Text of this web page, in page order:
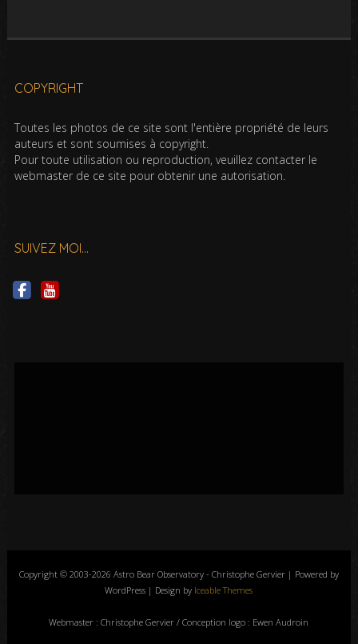
COPYRIGHT
Toutes les photos de ce site sont l'entière propriété de leurs
auteurs et sont soumises à copyright.
Pour toute utilisation ou reproduction, veuillez contacter le
webmaster de ce site pour obtenir une autorisation.
SUIVEZ MOI…
Copyright © 2003-2026 Astro Bear Observatory - Christophe Gervier | Powered by
WordPress | Design by Iceable Themes
Webmaster : Christophe Gervier / Conception logo : Ewen Audroin